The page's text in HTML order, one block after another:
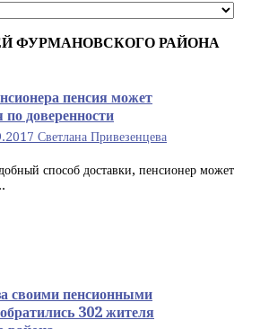
ФУРМАНОВСКОГО РАЙОНА
пенсия может
доверенности
Светлана Привезенцева
способ доставки, пенсионер может
своими пенсионными
302 жителя